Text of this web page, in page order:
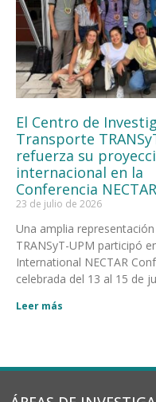
El Centro de
Transporte
refuerza su
internacional en la
Conferencia
23 de julio de 2026
Una amplia
TRANSyT-UPM participó
International NECTAR
celebrada del 13 al 15 de
Leer más